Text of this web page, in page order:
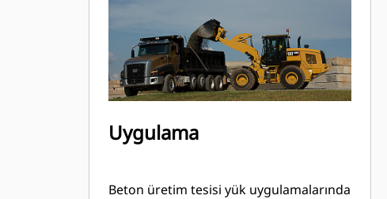
Uygulama
Beton üretim tesisi yük uygulamalarında